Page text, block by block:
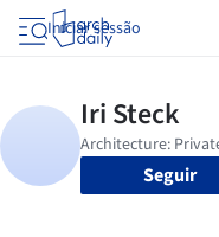
Iniciar sessão
Seguir